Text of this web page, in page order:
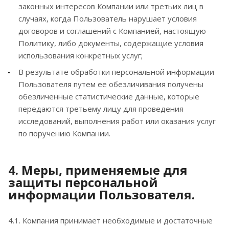
законных интересов Компании или третьих лиц в
случаях, когда Пользователь нарушает условия
договоров и соглашений с Компанией, настоящую
Политику, либо документы, содержащие условия
использования конкретных услуг;
В результате обработки персональной информации
Пользователя путем ее обезличивания получены
обезличенные статистические данные, которые
передаются третьему лицу для проведения
исследований, выполнения работ или оказания услуг
по поручению Компании.
4. Меры, применяемые для
защиты персональной
информации Пользователя.
4.1. Компания принимает необходимые и достаточные